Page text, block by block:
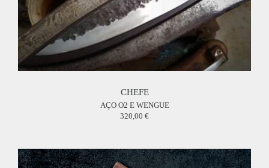
CHEFE
AÇO O2 E WENGUE
320,00